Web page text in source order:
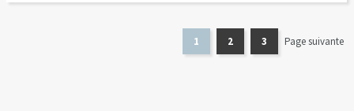
1 2 3 Page suivante